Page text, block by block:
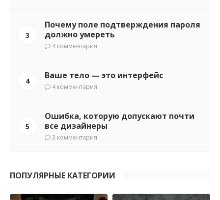
3
Почему поле подтверждения пароля
должно умереть
4 комментария
4
Ваше тело — это интерфейс
4 комментария
5
Ошибка, которую допускают почти
все дизайнеры
3 комментария
ПОПУЛЯРНЫЕ КАТЕГОРИИ